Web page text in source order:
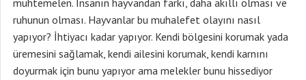
muhtemelen. İnsanın hayvandan farkı, daha akıllı olması ve
ruhunun olması. Hayvanlar bu muhalefet olayını nasıl
yapıyor? İhtiyacı kadar yapıyor. Kendi bölgesini korumak yada
üremesini sağlamak, kendi ailesini korumak, kendi karnını
doyurmak için bunu yapıyor ama melekler bunu hissediyor